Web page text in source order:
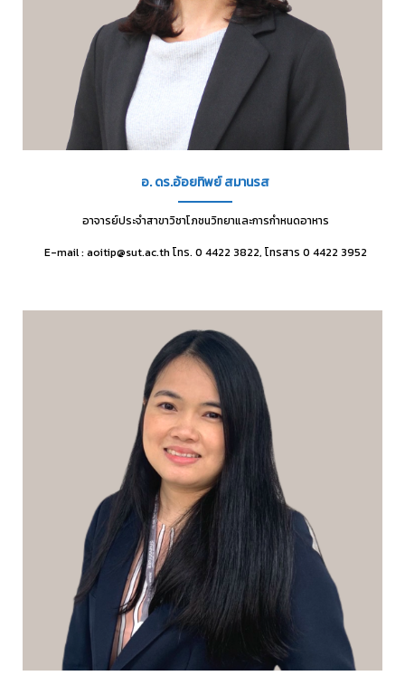
อ. ดร.อ้อยทิพย์ สมานรส
อาจารย์ประจำสาขาวิชาโภชนวิทยาและการกำหนดอาหาร
E-mail : aoitip@sut.ac.th โทร. 0 4422 3822, โทรสาร 0 4422 3952